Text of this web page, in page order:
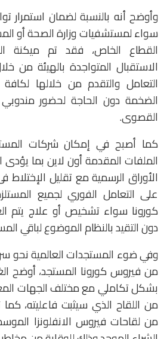
وأوضح أنه بالنسبة لضمان استمرار
سواء لمستشفيات وزارة الصحة أو
القطاع الخاص، فقد تم ميكنة
الاستقبال المتواجدة بالهيئة من
التعامل والتقدم من خلالها
الضخمة دون الحاجة لحضور مندوبي
القصوى.
كما أصبح في إمكان شركات
الملفات المقدمة أون لاين بما يؤدى
الأوراق الرسمية مع تقليل
على التعامل الفوري لجميع
كورونا سواء تشخيص أو علاج يتم
دون التقيد بالنظام الموضوع لباقي
وفي ضوء المستجدات العالمية نحو
من فيروس كورونا المستجد، أوضح
بشكل تكاملي مع مختلف الجهات
من اللقاح الذي سيثبت فاعليته،
من لقاحات فيروس الانفلونزا